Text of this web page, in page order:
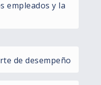
empleados y la
de desempeño​